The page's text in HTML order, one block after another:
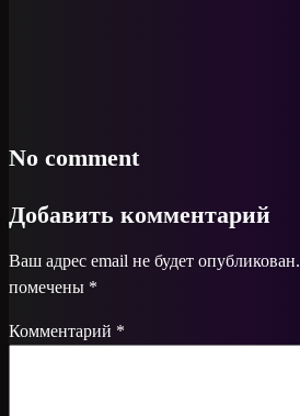
No comment
Добавить комментарий
Ваш адрес email не будет опубликован.
помечены *
Комментарий *